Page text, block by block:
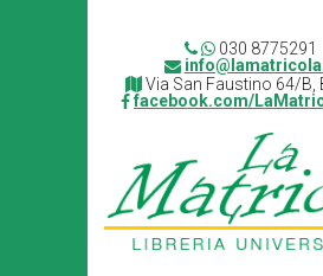
030 8775291
Via San Faustino 64/B,
facebook.com/